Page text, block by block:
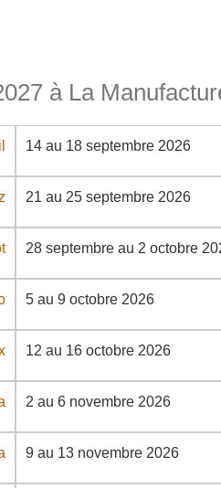
à La
14 au 18 septembre 2026
21 au 25 septembre 2026
28 septembre au 2 octobre
5 au 9 octobre 2026
12 au 16 octobre 2026
2 au 6 novembre 2026
9 au 13 novembre 2026